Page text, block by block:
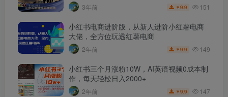
3年前 ￥9.9 151
小红书电商进阶版，从新人进阶小红薯电商
大佬，全方位玩透红薯电商
2年前 ￥9.9 149
小红书三个月涨粉10W，AI英语视频0成本制
作，每天轻松日入2000+
2年前 ￥9.9 147